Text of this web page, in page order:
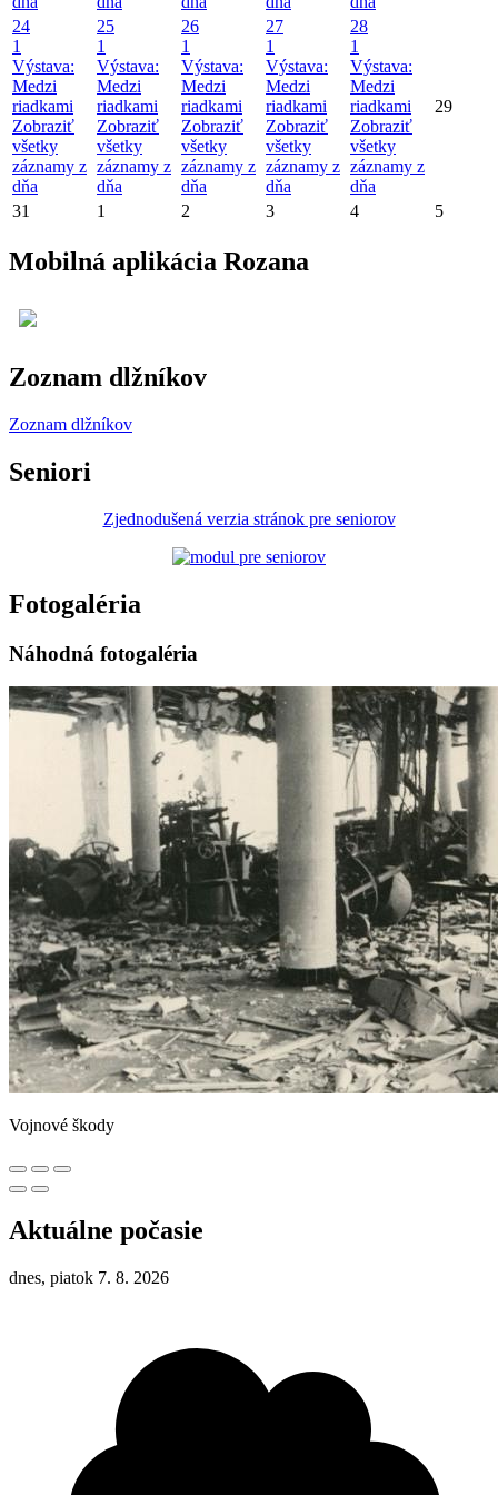
24
1
Výstava:
Medzi
riadkami
Zobraziť
všetky
záznamy z
dňa
25
1
Výstava:
Medzi
riadkami
Zobraziť
všetky
záznamy z
dňa
26
1
Výstava:
Medzi
riadkami
Zobraziť
všetky
záznamy z
dňa
27
1
Výstava:
Medzi
riadkami
Zobraziť
všetky
záznamy z
dňa
28
1
Výstava:
Medzi
riadkami
Zobraziť
všetky
záznamy z
dňa
29
31 1 2 3 4 5
Mobilná aplikácia Rozana
Zoznam dlžníkov
Zoznam dlžníkov
Seniori
Zjednodušená verzia stránok pre seniorov
Fotogaléria
Náhodná fotogaléria
Vojnové škody
Aktuálne počasie
dnes, piatok 7. 8. 2026